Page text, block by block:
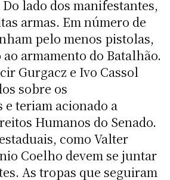
lado dos manifestantes,
armas. Em número de
pelo menos pistolas,
ao armamento do Batalhão.
Gurgacz e Ivo Cassol
sobre os
teriam acionado a
Humanos do Senado.
como Valter
Coelho devem se juntar
As tropas que seguiram